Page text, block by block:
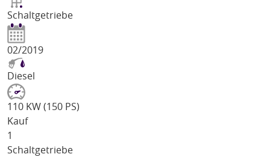
Schaltgetriebe
02/2019
Diesel
110 KW (150 PS)
Kauf
1
Schaltgetriebe